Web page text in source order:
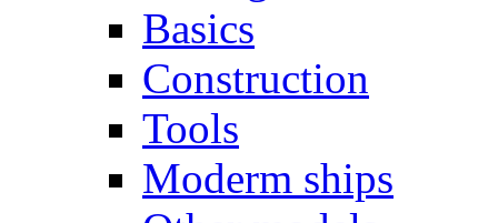
Basics
Construction
Tools
Moderm ships